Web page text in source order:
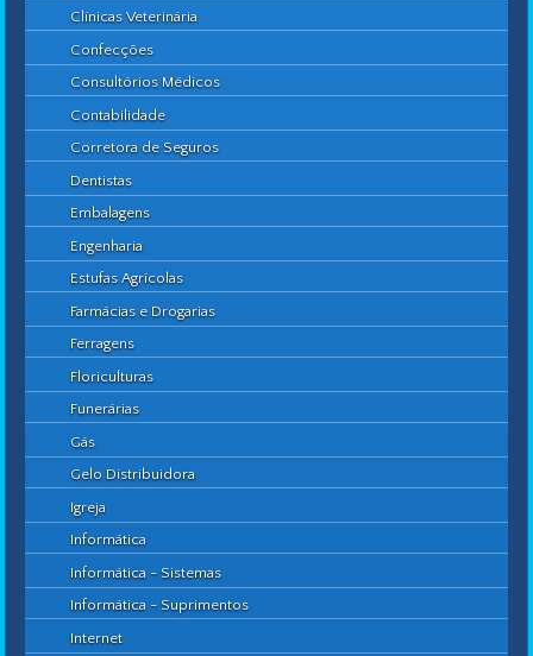
Clínicas Veterinária
Confecções
Consultórios Médicos
Contabilidade
Corretora de Seguros
Dentistas
Embalagens
Engenharia
Estufas Agrícolas
Farmácias e Drogarias
Ferragens
Floriculturas
Funerárias
Gás
Gelo Distribuidora
Igreja
Informática
Informática - Sistemas
Informática - Suprimentos
Internet